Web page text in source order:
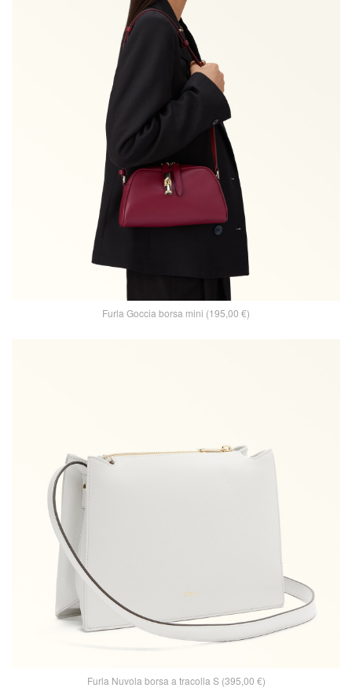
Furla Goccia borsa mini (195,00 €)
Furla Nuvola borsa a tracolla S (395,00 €)